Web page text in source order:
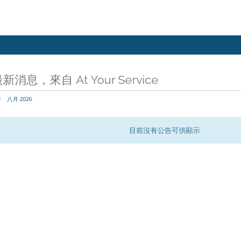
新消息，來自 At Your Service
八月 2026
目前沒有公告可供顯示